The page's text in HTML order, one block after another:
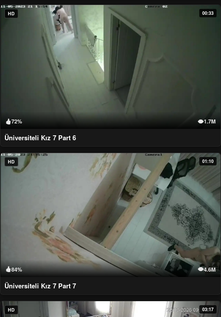
HD 00:33
72% 1.7M
Üniversiteli Kız 7 Part 6
HD 01:10
84% 4.6M
Üniversiteli Kız 7 Part 7
HD 03:17